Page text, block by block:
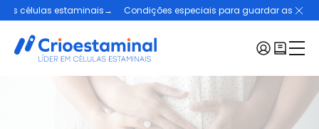
estaminais→ Condições especiais para guardar as células